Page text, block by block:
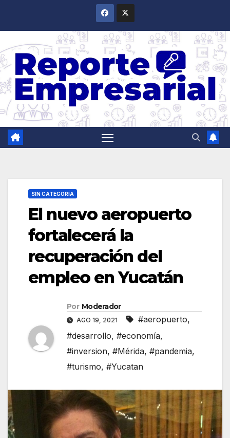
SIN CATEGORÍA
El nuevo aeropuerto
fortalecerá la
recuperación del
empleo en Yucatán
Por Moderador
AGO 19, 2021 #aeropuerto,
#desarrollo, #economía,
#inversion, #Mérida, #pandemia,
#turismo, #Yucatan